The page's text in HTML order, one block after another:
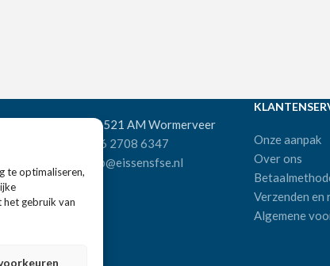
te optimaliseren,
gebruik van
Wandelweg 198, 1521 AM Wormerveer
+31 6 2708 6347
verkoop@eissensfse.nl
Onze aanpak
Over ons
Verzenden
Algemene